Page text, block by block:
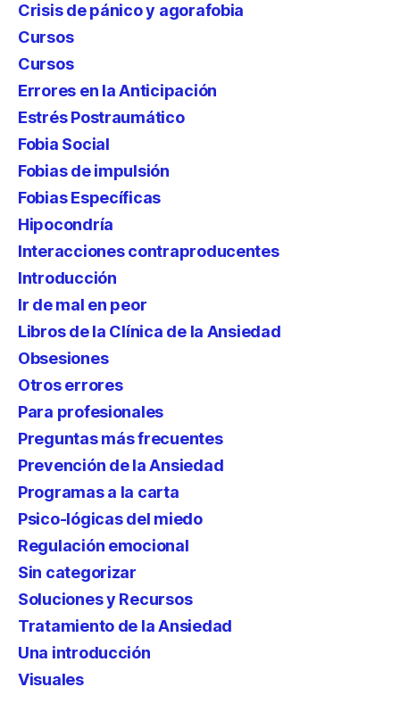
Crisis de pánico y agorafobia
Cursos
Cursos
Errores en la Anticipación
Estrés Postraumático
Fobia Social
Fobias de impulsión
Fobias Específicas
Hipocondría
Interacciones contraproducentes
Introducción
Ir de mal en peor
Libros de la Clínica de la Ansiedad
Obsesiones
Otros errores
Para profesionales
Preguntas más frecuentes
Prevención de la Ansiedad
Programas a la carta
Psico-lógicas del miedo
Regulación emocional
Sin categorizar
Soluciones y Recursos
Tratamiento de la Ansiedad
Una introducción
Visuales